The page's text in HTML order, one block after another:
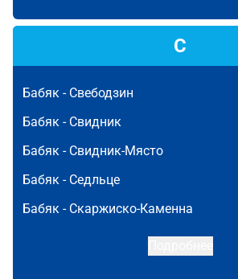
С
Бабяк - Свебодзин
Бабяк - Свидник
Бабяк - Свидник-Място
Бабяк - Седльце
Бабяк - Скаржиско-Каменна